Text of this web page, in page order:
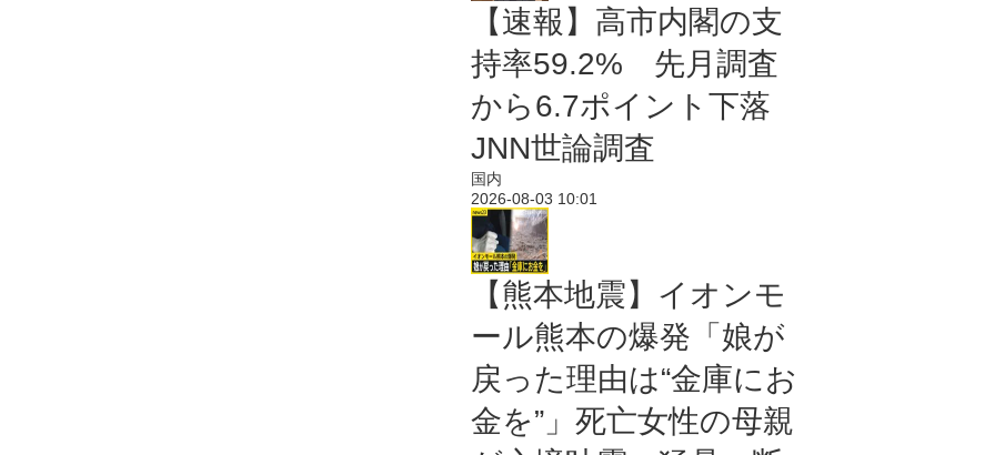
【速報】高市内閣の支
持率59.2% 先月調査
から6.7ポイント下落
JNN世論調査
国内
2026-08-03 10:01
【熊本地震】イオンモ
ール熊本の爆発「娘が
戻った理由は“金庫にお
金を”」死亡女性の母親